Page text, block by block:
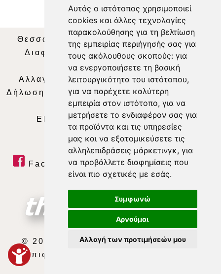
Αυτός ο ιστότοπος χρησιμοποιεί
cookies και άλλες τεχνολογίες
παρακολούθησης για τη βελτίωση
της εμπειρίας περιήγησής σας για
τους ακόλουθους σκοπούς: για
να ενεργοποιήσετε τη βασική
λειτουργικότητα του ιστότοπου,
για να παρέχετε καλύτερη
εμπειρία στον ιστότοπο, για να
μετρήσετε το ενδιαφέρον σας για
τα προϊόντα και τις υπηρεσίες
μας και να εξατομικεύσετε τις
αλληλεπιδράσεις μάρκετινγκ, για
να προβάλλετε διαφημίσεις που
είναι πιο σχετικές με εσάς.
Συμφωνώ
Αρνούμαι
Αλλαγή των προτιμήσεών μου
Θεσσαλία Τηλεόραση| SNG Services
Διαφήμιση| Όροι Χρήσης|Δήλωση
Απορρήτου|Περιεχόμενο
Αλλαγή Προτιμήσεων για τα Cookies
Δήλωση συμμόρφωσης με τη σύσταση (ΕΕ)
2018/334|Ταυτότητα
ΕΝΗΜΕΡΩΣΗ | WEB TV|LIVE
Facebook| Twitter| Youtube
RSS Feed
© 2026 ΘΕΣΣΑΛΙΑ ΤΗΛΕΟΡΑΣΗ Α.Ε.
Με επιφύλαξη κάθε νόμιμου δικαιώματος.